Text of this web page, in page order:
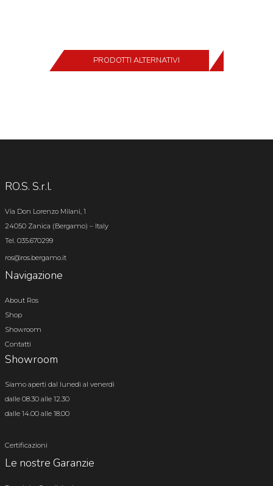
PRODOTTI ALTERNATIVI
RO.S. S.r.l.
Via Don Lorenzo Milani, 1
24050 Zanica (Bergamo) – Italy
Tel. 035.670299
ros@ros.bergamo.it
Navigazione
About Ros
Shop
Showroom
Contatti
Showroom
Siamo aperti dal lunedì al venerdì
dalle 08.30 alle 12.30
dalle 14.00 alle 18.00
Certificazioni
Le nostre Garanzie